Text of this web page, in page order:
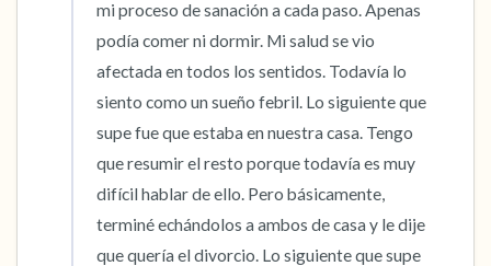
mi proceso de sanación a cada paso. Apenas
podía comer ni dormir. Mi salud se vio
afectada en todos los sentidos. Todavía lo
siento como un sueño febril. Lo siguiente que
supe fue que estaba en nuestra casa. Tengo
que resumir el resto porque todavía es muy
difícil hablar de ello. Pero básicamente,
terminé echándolos a ambos de casa y le dije
que quería el divorcio. Lo siguiente que supe